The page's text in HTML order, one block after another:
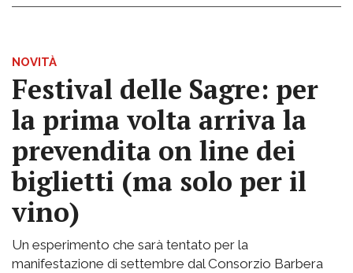
NOVITÀ
Festival delle Sagre: per
la prima volta arriva la
prevendita on line dei
biglietti (ma solo per il
vino)
Un esperimento che sarà tentato per la
manifestazione di settembre dal Consorzio Barbera